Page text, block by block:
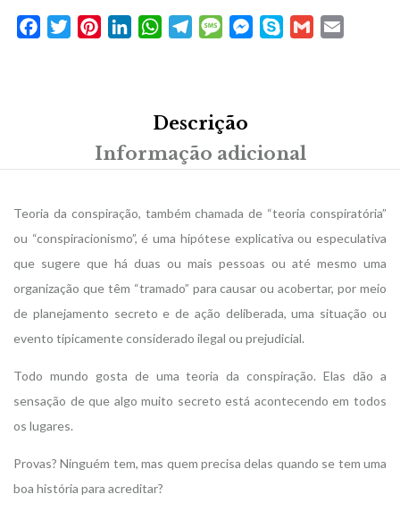
FacebookTwitterPinterestLinkedInWhatsAppTelegramMessageMessenger
Skype Gmail
Descrição
Informação adicional
Teoria da conspiração, também chamada de “teoria conspiratória”
ou “conspiracionismo”, é uma hipótese explicativa ou especulativa
que sugere que há duas ou mais pessoas ou até mesmo uma
organização que têm “tramado” para causar ou acobertar, por meio
de planejamento secreto e de ação deliberada, uma situação ou
evento tipicamente considerado ilegal ou prejudicial.
Todo mundo gosta de uma teoria da conspiração. Elas dão a
sensação de que algo muito secreto está acontecendo em todos
os lugares.
Provas? Ninguém tem, mas quem precisa delas quando se tem uma
boa história para acreditar?